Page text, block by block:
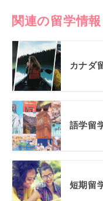
関連の留学情報
カナダ
語学留
短期留